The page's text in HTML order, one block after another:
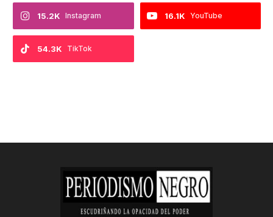
Instagram
15.2K YouTube
16.1K
TikTok
54.3K